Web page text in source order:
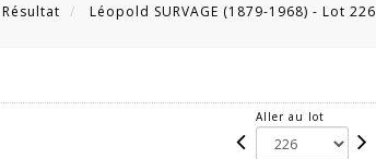
Résultat Léopold SURVAGE (1879-1968) - Lot 226
Aller au lot